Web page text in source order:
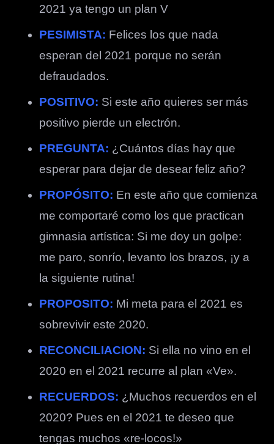
2021 ya tengo un plan V
PESIMISTA: Felices los que nada
esperan del 2021 porque no serán
defraudados.
POSITIVO: Si este año quieres ser más
positivo pierde un electrón.
PREGUNTA: ¿Cuántos días hay que
esperar para dejar de desear feliz año?
PROPÓSITO: En este año que comienza
me comportaré como los que practican
gimnasia artística: Si me doy un golpe:
me paro, sonrío, levanto los brazos, ¡y a
la siguiente rutina!
PROPOSITO: Mi meta para el 2021 es
sobrevivir este 2020.
RECONCILIACION: Si ella no vino en el
2020 en el 2021 recurre al plan «Ve».
RECUERDOS: ¿Muchos recuerdos en el
2020? Pues en el 2021 te deseo que
tengas muchos «re-locos!»